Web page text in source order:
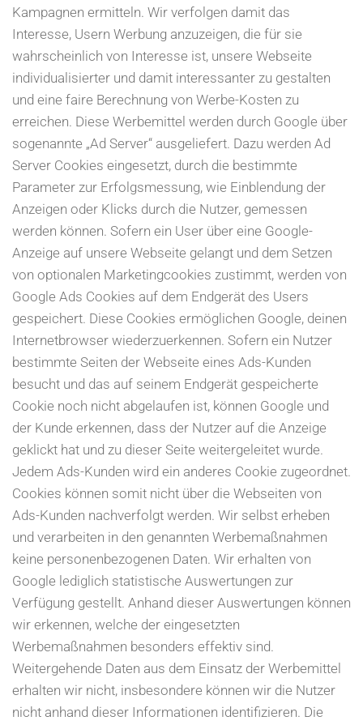
Kampagnen ermitteln. Wir verfolgen damit das
Interesse, Usern Werbung anzuzeigen, die für sie
wahrscheinlich von Interesse ist, unsere Webseite
individualisierter und damit interessanter zu gestalten
und eine faire Berechnung von Werbe-Kosten zu
erreichen. Diese Werbemittel werden durch Google über
sogenannte „Ad Server“ ausgeliefert. Dazu werden Ad
Server Cookies eingesetzt, durch die bestimmte
Parameter zur Erfolgsmessung, wie Einblendung der
Anzeigen oder Klicks durch die Nutzer, gemessen
werden können. Sofern ein User über eine Google-
Anzeige auf unsere Webseite gelangt und dem Setzen
von optionalen Marketingcookies zustimmt, werden von
Google Ads Cookies auf dem Endgerät des Users
gespeichert. Diese Cookies ermöglichen Google, deinen
Internetbrowser wiederzuerkennen. Sofern ein Nutzer
bestimmte Seiten der Webseite eines Ads-Kunden
besucht und das auf seinem Endgerät gespeicherte
Cookie noch nicht abgelaufen ist, können Google und
der Kunde erkennen, dass der Nutzer auf die Anzeige
geklickt hat und zu dieser Seite weitergeleitet wurde.
Jedem Ads-Kunden wird ein anderes Cookie zugeordnet.
Cookies können somit nicht über die Webseiten von
Ads-Kunden nachverfolgt werden. Wir selbst erheben
und verarbeiten in den genannten Werbemaßnahmen
keine personenbezogenen Daten. Wir erhalten von
Google lediglich statistische Auswertungen zur
Verfügung gestellt. Anhand dieser Auswertungen können
wir erkennen, welche der eingesetzten
Werbemaßnahmen besonders effektiv sind.
Weitergehende Daten aus dem Einsatz der Werbemittel
erhalten wir nicht, insbesondere können wir die Nutzer
nicht anhand dieser Informationen identifizieren. Die